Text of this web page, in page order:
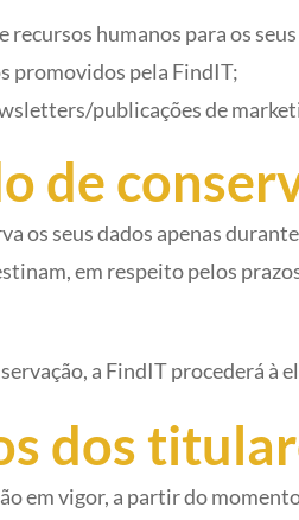
recursos humanos para os
promovidos pela FindIT;
publicações de
de
os seus dados apenas
em respeito pelos
a FindIT procederá à
dos
em vigor, a partir do